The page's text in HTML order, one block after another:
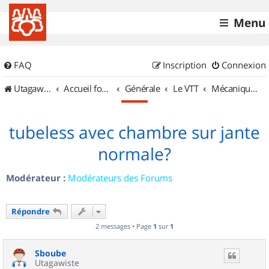
Menu
FAQ Connexion
Inscription
UtagawaVTT (Randos VTT et VTTAE avec traces GPS)
Accueil forum Générale Le VTT Mécanique et Entretiens
tubeless avec chambre sur jante
normale?
Modérateur : Modérateurs des Forums
Répondre
2 messages • Page 1 sur 1
Sboube
Utagawiste